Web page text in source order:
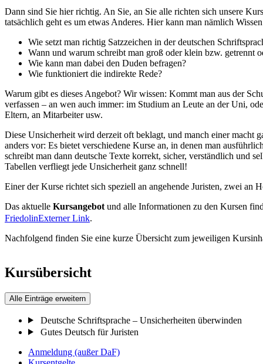
Dann sind Sie hier richtig. An Sie, an Sie alle richten sich unsere
tatsächlich geht es um etwas Anderes. Hier kann man nämlich
Wie setzt man richtig Satzzeichen in der deutschen
Wann und warum schreibt man groß oder klein bzw. getrennt
Wie kann man dabei den Duden befragen?
Wie funktioniert die indirekte Rede?
Warum gibt es dieses Angebot? Wir wissen: Kommt man aus der
verfassen – an wen auch immer: im Studium an Leute an der Uni,
Eltern, an Mitarbeiter usw.
Diese Unsicherheit wird derzeit oft beklagt, und manch einer macht
anders vor: Es bietet verschiedene Kurse an, in denen man
schreibt man dann deutsche Texte korrekt, sicher, verständlich und
Tabellen verfliegt jede Unsicherheit ganz schnell!
Einer der Kurse richtet sich speziell an angehende Juristen, zwei an
Das aktuelle Kursangebot und alle Informationen zu den Kursen
FriedolinExterner Link.
Nachfolgend finden Sie eine kurze Übersicht zum jeweiligen
Kursübersicht
Alle Einträge erweitern
Deutsche Schriftsprache – Unsicherheiten überwinden
Gutes Deutsch für Juristen
Anmeldung (außer DaF)